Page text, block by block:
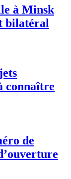
à Minsk
bilatéral
connaître
de